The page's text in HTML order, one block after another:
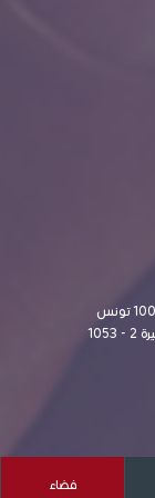
فضاء
مقر البحيرة 2 : نهج ورقة الاربل ضفاف البحيرة 2 - 1053